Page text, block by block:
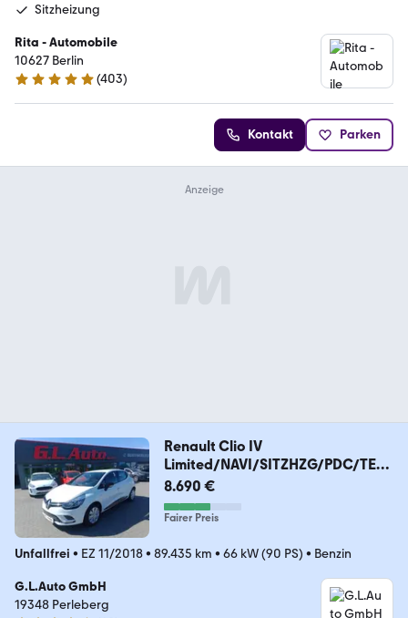
Sitzheizung
Rita - Automobile
10627 Berlin
4.8 Sterne
(403)
Kontakt Parken
Renault Clio IV
Limited/NAVI/SITZHZG/PDC/TEM
PO/ALLWETTER
8.690 €
Fairer Preis
Unfallfrei • EZ 11/2018• 89.435 km • 66 kW (90 PS) • Benzin
G.L.Auto GmbH
19348 Perleberg